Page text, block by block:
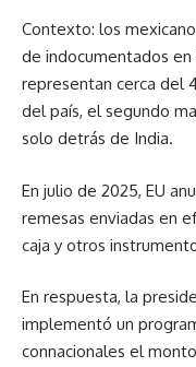
Contexto: los
de indocumentados en
representan cerca del
del país, el segundo
solo detrás de India.
En julio de 2025, EU
remesas enviadas en
caja y otros
En respuesta, la
implementó un
connacionales el